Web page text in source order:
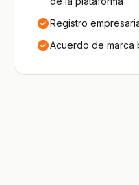
Registro
Acuerdo de marca